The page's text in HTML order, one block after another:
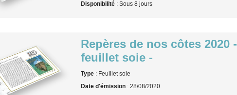
Disponibilité : Sous 8 jours
Repères de nos côtes 2020 -
feuillet soie -
Type : Feuillet soie
Date d'émission : 28/08/2020